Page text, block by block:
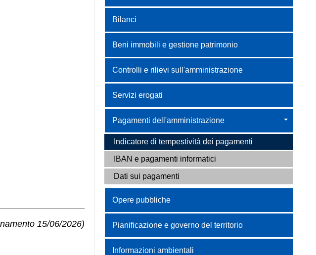
15/06/2026)
Bilanci
Beni immobili e gestione patrimonio
Controlli e rilievi sull'amministrazione
Servizi erogati
Pagamenti dell'amministrazione
Indicatore di tempestività dei pagamenti
IBAN e pagamenti informatici
Dati sui pagamenti
Opere pubbliche
Pianificazione e governo del territorio
Informazioni ambientali